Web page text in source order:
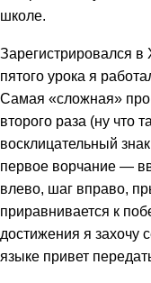
школе.
Зарегистрировался в
пятого урока я
Самая «сложная»
второго раза (ну что
восклицательный
первое ворчание —
влево, шаг вправо,
приравнивается к
достижения я захочу
языке привет